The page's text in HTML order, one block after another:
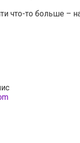
что-то больше –